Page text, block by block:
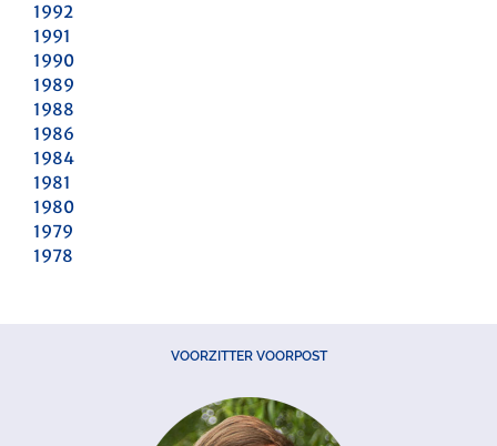
1992
1991
1990
1989
1988
1986
1984
1981
1980
1979
1978
VOORZITTER VOORPOST